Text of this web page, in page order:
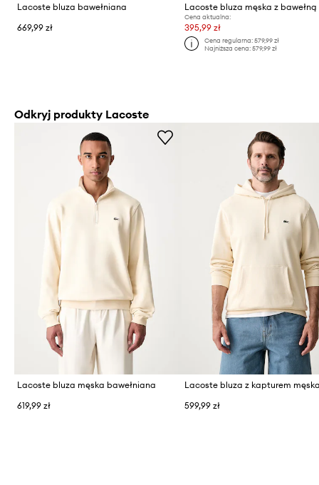
Lacoste bluza bawełniana
669,99 zł
Lacoste bluza męska z bawełną
Cena aktualna:
395,99 zł
Cena regularna: 579,99 zł
Najniższa cena: 579,99 zł
Odkryj produkty Lacoste
Lacoste bluza męska bawełniana
619,99 zł
599,99 zł